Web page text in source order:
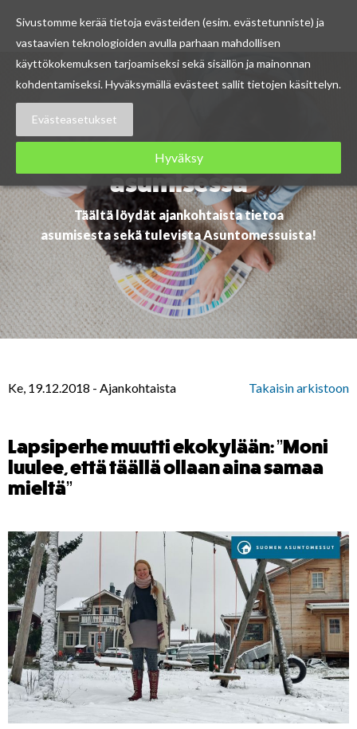
Skip
Ajankohtaista
asumisessa
Täältä löydät ajankohtaista tietoa
asumisesta sekä tulevista Asuntomessuista!
Ke, 19.12.2018 - Ajankohtaista Takaisin arkistoon
Lapsiperhe muutti ekokylään: ”Moni
luulee, että täällä ollaan aina samaa
mieltä”
Sivustomme kerää tietoja evästeiden (esim. evästetunniste) ja
vastaavien teknologioiden avulla parhaan mahdollisen
käyttökokemuksen tarjoamiseksi sekä sisällön ja mainonnan
kohdentamiseksi. Hyväksymällä evästeet sallit tietojen käsittelyn.
Evästeasetukset
Hyväksy